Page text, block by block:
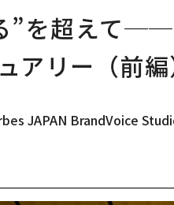
”を超えて──
アリー（前編
JAPAN BrandVoice